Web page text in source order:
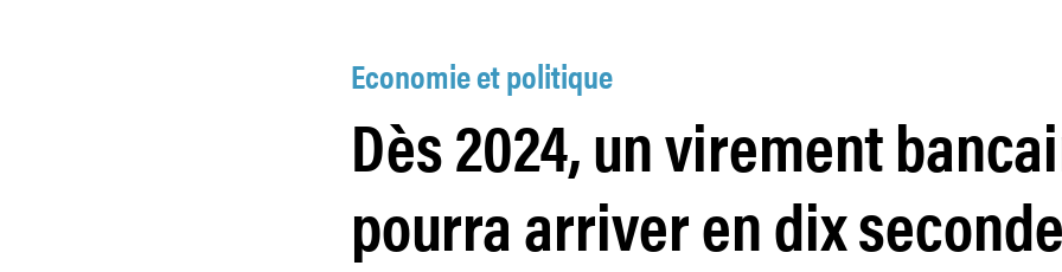
Economie et politique
Dès 2024, un virement
pourra arriver en dix